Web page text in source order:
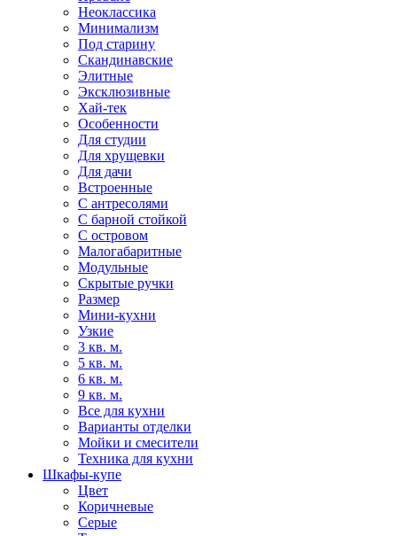
Неоклассика
Минимализм
Под старину
Скандинавские
Элитные
Эксклюзивные
Хай-тек
Особенности
Для студии
Для хрущевки
Для дачи
Встроенные
С антресолями
С барной стойкой
С островом
Малогабаритные
Модульные
Скрытые ручки
Размер
Мини-кухни
Узкие
3 кв. м.
5 кв. м.
6 кв. м.
9 кв. м.
Все для кухни
Варианты отделки
Мойки и смесители
Техника для кухни
Шкафы-купе
Цвет
Коричневые
Серые